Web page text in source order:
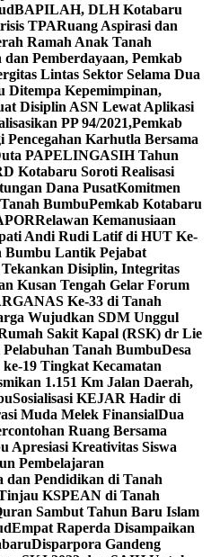
BAPILAH, DLH Kotabaru
TPARuang Aspirasi dan
Ramah Anak Tanah
Pemberdayaan, Pemkab
Lintas Sektor Selama Dua
Ditempa Kepemimpinan,
Disiplin ASN Lewat Aplikasi
PP 94/2021,Pemkab
Karhutla Bersama
PAPELINGASIH Tahun
Kotabaru Soroti Realisasi
Dana PusatKomitmen
BumbuPemkab Kotabaru
Relawan Kemanusiaan
Andi Rudi Latif di HUT Ke-
Bumbu Lantik Pejabat
Disiplin, Integritas
Kusan Tengah Gelar Forum
Ke-33 di Tanah
Wujudkan SDM Unggul
Sakit Kapal (RSK) dr Lie
Tanah BumbuDesa
19 Tingkat Kecamatan
1.151 Km Jalan Daerah,
Sosialisasi KEJAR Hadir di
Muda Melek FinansialDua
Ruang Bersama
Apresiasi Kreativitas Siswa
Pembelajaran
dan Pendidikan di Tanah
KSPEAN di Tanah
Sambut Tahun Baru Islam
Empat Raperda Disampaikan
Disparpora Gandeng